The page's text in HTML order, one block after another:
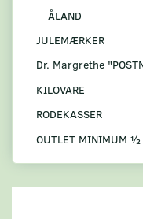
ÅLAND
JULEMÆRKER
Dr. Margrethe
KILOVARE
RODEKASSER
OUTLET MINIMUM ½